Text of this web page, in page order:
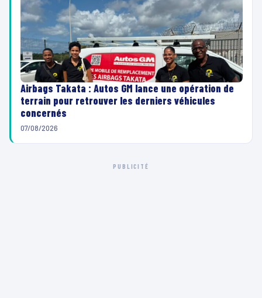
Airbags Takata : Autos GM lance une opération de
terrain pour retrouver les derniers véhicules
concernés
07/08/2026
PUBLICITÉ